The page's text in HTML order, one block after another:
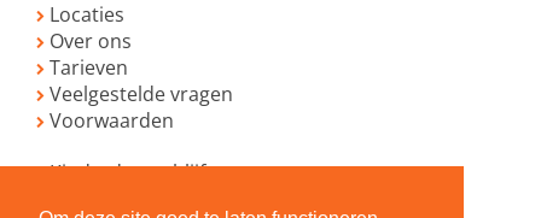
Locaties
Over ons
Tarieven
Veelgestelde vragen
Voorwaarden
Kinderdagverblijf